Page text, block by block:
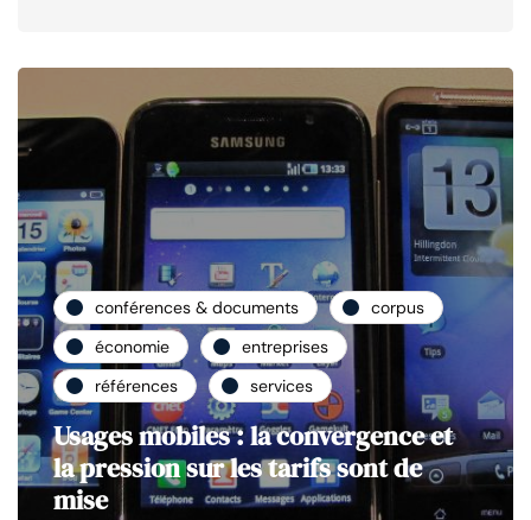
conférences & documents
corpus
économie
entreprises
références
services
Usages mobiles : la convergence et
la pression sur les tarifs sont de
mise